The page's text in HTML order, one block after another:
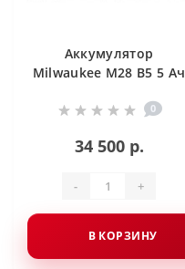
Аккумулятор
Milwaukee M28 B5 5 Ач
0
34 500 р.
- +
В КОРЗИНУ